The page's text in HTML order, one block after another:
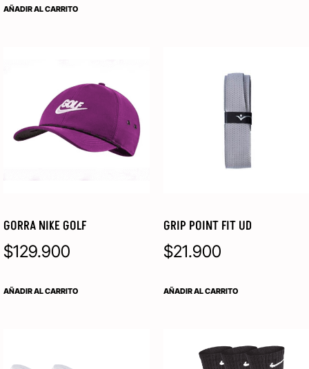
AÑADIR AL CARRITO
GORRA NIKE GOLF
$129.900
AÑADIR AL CARRITO
GRIP POINT FIT UD
$21.900
AÑADIR AL CARRITO